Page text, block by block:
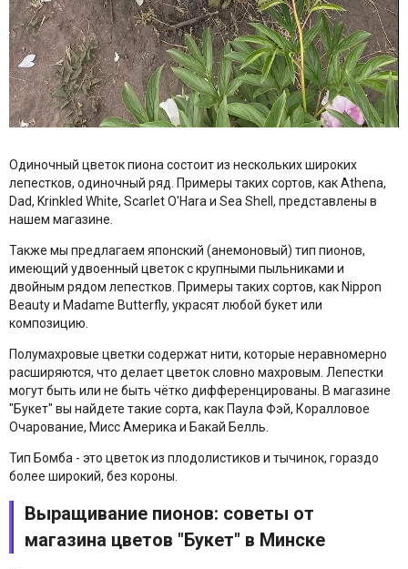
Одиночный цветок пиона состоит из нескольких широких
лепестков, одиночный ряд. Примеры таких сортов, как Athena,
Dad, Krinkled White, Scarlet O'Hara и Sea Shell, представлены в
нашем магазине.
Также мы предлагаем японский (анемоновый) тип пионов,
имеющий удвоенный цветок с крупными пыльниками и
двойным рядом лепестков. Примеры таких сортов, как Nippon
Beauty и Madame Butterfly, украсят любой букет или
композицию.
Полумахровые цветки содержат нити, которые неравномерно
расширяются, что делает цветок словно махровым. Лепестки
могут быть или не быть чётко дифференцированы. В магазине
"Букет" вы найдете такие сорта, как Паула Фэй, Коралловое
Очарование, Мисс Америка и Бакай Белль.
Тип Бомба - это цветок из плодолистиков и тычинок, гораздо
более широкий, без короны.
Выращивание пионов: советы от
магазина цветов "Букет" в Минске